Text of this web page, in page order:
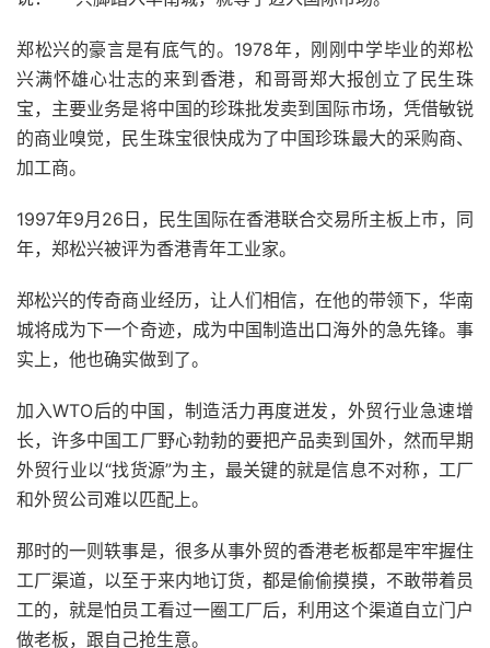
郑松兴的豪言是有底气的。1978年，刚刚中学毕业的郑松
兴满怀雄心壮志的来到香港，和哥哥郑大报创立了民生珠
宝，主要业务是将中国的珍珠批发卖到国际市场，凭借敏锐
的商业嗅觉，民生珠宝很快成为了中国珍珠最大的采购商、
加工商。
1997年9月26日，民生国际在香港联合交易所主板上巿，同
年，郑松兴被评为香港青年工业家。
郑松兴的传奇商业经历，让人们相信，在他的带领下，华南
城将成为下一个奇迹，成为中国制造出口海外的急先锋。事
实上，他也确实做到了。
加入WTO后的中国，制造活力再度迸发，外贸行业急速增
长，许多中国工厂野心勃勃的要把产品卖到国外，然而早期
外贸行业以“找货源”为主，最关键的就是信息不对称，工厂
和外贸公司难以匹配上。
那时的一则轶事是，很多从事外贸的香港老板都是牢牢握住
工厂渠道，以至于来内地订货，都是偷偷摸摸，不敢带着员
工的，就是怕员工看过一圈工厂后，利用这个渠道自立门户
做老板，跟自己抢生意。